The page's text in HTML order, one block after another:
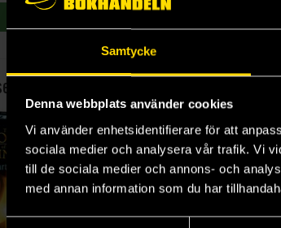
Samtycke
Denna webbplats använder cookies
Vi använder enhetsidentifierare för att
sociala medier och analysera vår trafik. Vi
till de sociala medier och annons- och
med annan information som du har
2